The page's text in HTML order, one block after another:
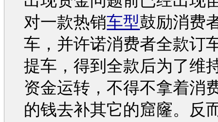
对一款热销车型鼓励消费
车，并许诺消费者全款订
提车，得到全款后为了维
资金运转，不得不拿着消
的钱去补其它的窟窿。反